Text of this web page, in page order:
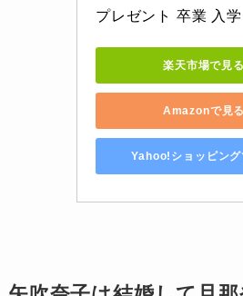
プレゼント 卒業 入学
楽天市場で見る
Amazonで見る
Yahoo!ショッピング